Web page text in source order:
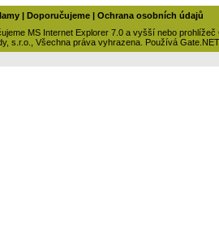
| Doporučujeme | Ochrana osobních údajů
MS Internet Explorer 7.0 a vyšší nebo prohlížeč
s.r.o., Všechna práva vyhrazena. Používá